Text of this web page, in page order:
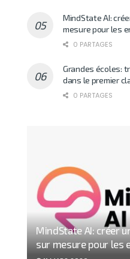
MindState AI:
mesure pour les
0 PARTAGES
Grandes écoles:
dans le premier
0 PARTAGES
MindState AI: créer
sur mesure pour les